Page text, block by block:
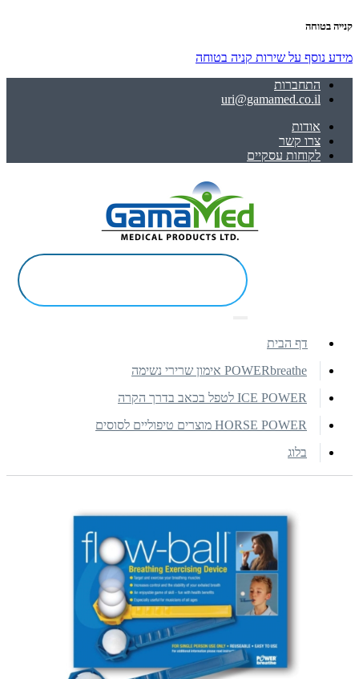
קנייה בטוחה
מידע נוסף על שירות קניה בטוחה
התחברות
uri@gamamed.co.il
אודות
צרו קשר
לקוחות עסקיים
דף הבית
POWERbreathe אימון שרירי נשימה
ICE POWER לטפל בכאב בדרך הקרה
HORSE POWER מוצרים טיפוליים לסוסים
בלוג